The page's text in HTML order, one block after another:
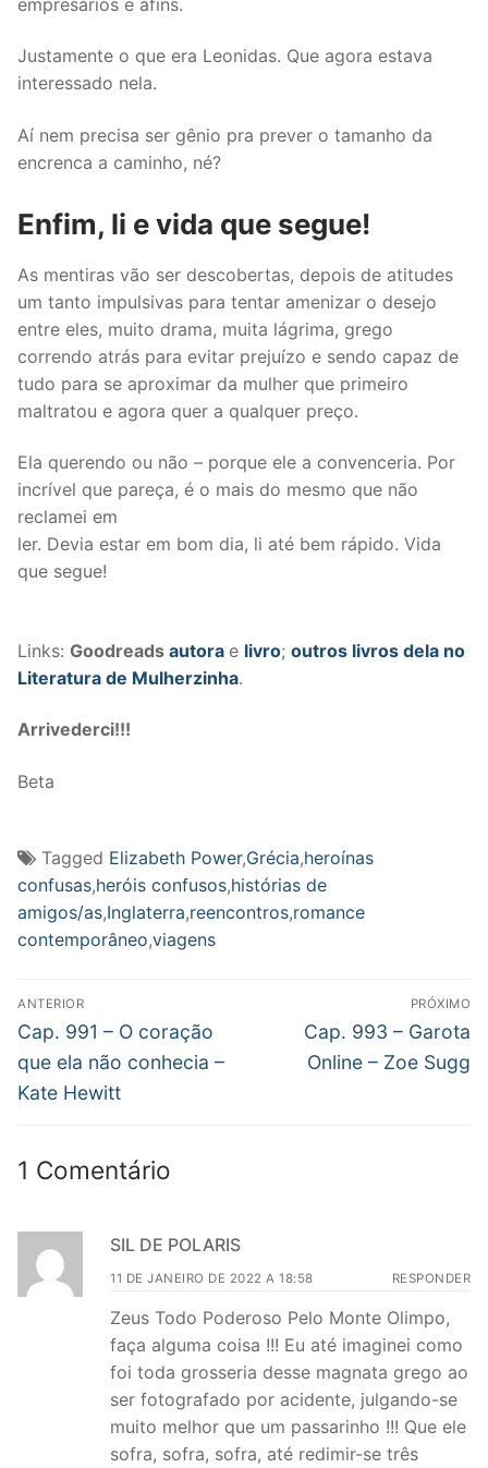
Justamente o que era Leonidas. Que agora estava
interessado nela.
Aí nem precisa ser gênio pra prever o tamanho da
encrenca a caminho, né?
Enfim, li e vida que segue!
As mentiras vão ser descobertas, depois de atitudes
um tanto impulsivas para tentar amenizar o desejo
entre eles, muito drama, muita lágrima, grego
correndo atrás para evitar prejuízo e sendo capaz de
tudo para se aproximar da mulher que primeiro
maltratou e agora quer a qualquer preço.
Ela querendo ou não – porque ele a convenceria. Por
incrível que pareça, é o mais do mesmo que não
reclamei em
ler. Devia estar em bom dia, li até bem rápido. Vida
que segue!
Links: Goodreads autora e livro; outros livros dela no
Literatura de Mulherzinha.
Arrivederci!!!
Beta
Tagged Elizabeth Power,Grécia,heroínas
confusas,heróis confusos,histórias de
amigos/as,Inglaterra,reencontros,romance
contemporâneo,viagens
Navegação
de
Post
ANTERIOR
Post
anterior:
Cap. 991 – O coração
que ela não conhecia –
Kate Hewitt
PRÓXIMO
Próximo
post:
Cap. 993 – Garota
Online – Zoe Sugg
1 Comentário
SIL DE POLARIS
11 DE JANEIRO DE 2022 A 18:58 RESPONDER
Zeus Todo Poderoso Pelo Monte Olimpo,
faça alguma coisa !!! Eu até imaginei como
foi toda grosseria desse magnata grego ao
ser fotografado por acidente, julgando-se
muito melhor que um passarinho !!! Que ele
sofra, sofra, sofra, até redimir-se três